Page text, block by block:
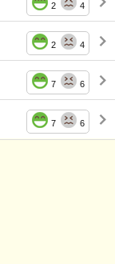
2 4
2 4
7 6
7 6